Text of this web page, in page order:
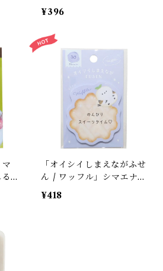
/
が」シマエナガのミニミニ
メモ / モチモチカバー /
シークレットメモ帳 / 交
換日記にも
¥396
る
メ
/
「オイシイしまえながふせ
ん / ワッフル」シマエナ
ガinスイーツのダイカット
付箋 / カミオジャパン＊
¥418